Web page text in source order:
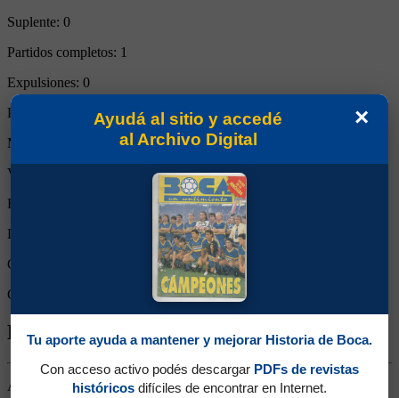
Suplente: 0
Partidos completos: 1
Expulsiones: 0
Partidos reemplazado:0
Minutos Disputados:90
Victorias:
Empates:
Derrotas:
Goles de Boca:
Goles rivales:
Biografía de Wilfredo Daniel Caballero
Arquero. Ganó un título (Apertura 2000). Surgido de las Inferiores,
×
Ayudá al sitio y accedé
al Archivo Digital
Tu aporte ayuda a mantener y mejorar Historia de Boca.
Con acceso activo podés descargar PDFs de revistas
históricos difíciles de encontrar en Internet.